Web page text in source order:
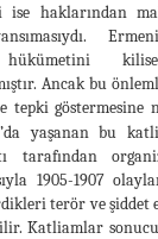
ise haklarından
Ancak bu
tepki göstermesine
yaşanan bu
tarafından
1905-1907
terör ve
Katliamlar